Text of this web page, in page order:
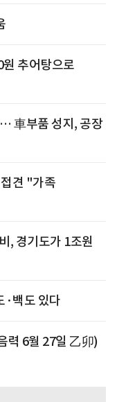
추어탕으로
車부품 성지, 공장
견 "가족
, 경기도가 1조원
·백도 있다
력 6월 27일 乙卯)